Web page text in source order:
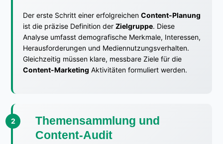
Der erste Schritt einer erfolgreichenContent-Planung
ist die präzise Definition derZielgruppe. Diese
Analyse umfasst demografische Merkmale, Interessen,
Herausforderungen und Mediennutzungsverhalten.
Gleichzeitig müssen klare, messbare Ziele für die
Content-Marketing Aktivitäten formuliert werden.
Themensammlung und
Content-Audit